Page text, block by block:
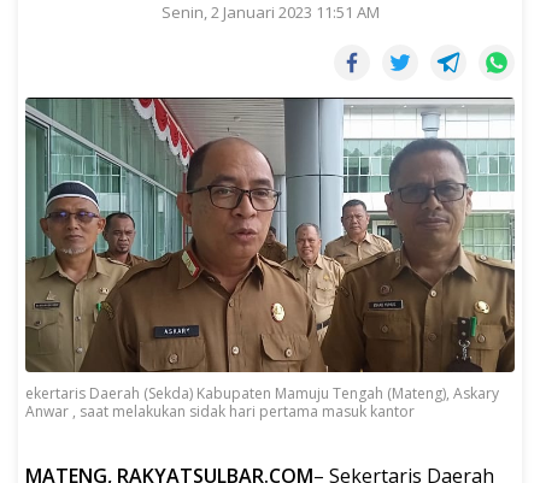
Senin, 2 Januari 2023 11:51 AM
ekertaris Daerah (Sekda) Kabupaten Mamuju Tengah (Mateng), Askary
Anwar , saat melakukan sidak hari pertama masuk kantor
MATENG, RAKYATSULBAR.COM– Sekertaris Daerah